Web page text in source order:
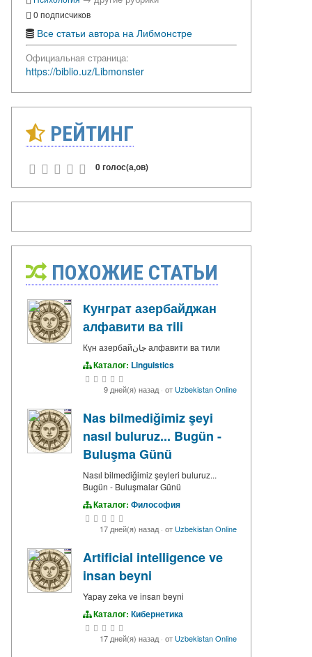
0 подписчиков
Все статьи автора на Либмонстре
Официальная страница:
https://biblio.uz/Libmonster
РЕЙТИНГ
0 голос(а,ов)
ПОХОЖИЕ СТАТЬИ
Кунграт азербайджан
алфавити ва тili
Күн азербайجان алфавити ва тили
Каталог: Linguistics
9 дней(я) назад· от Uzbekistan Online
Nas bilmediğimiz şeyi
nasıl buluruz... Bugün -
Buluşma Günü
Nasıl bilmediğimiz şeyleri buluruz...
Bugün - Buluşmalar Günü
Каталог: Философия
17 дней(я) назад· от Uzbekistan Online
Artificial intelligence ve
insan beyni
Yapay zeka ve insan beyni
Каталог: Кибернетика
17 дней(я) назад· от Uzbekistan Online